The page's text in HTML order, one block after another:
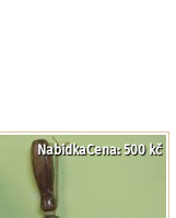
NabídkaCena: 500 kč